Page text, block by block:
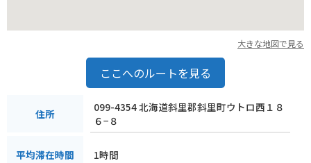
大きな地図で見る
ここへのルートを見る
住所
099-4354 北海道斜里郡斜里町ウトロ西１８
６−８
平均滞在時間 1時間